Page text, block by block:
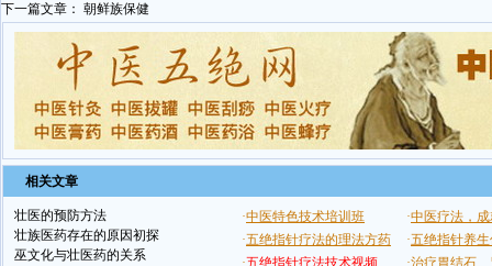
下一篇文章： 朝鲜族保健
相关文章
壮医的预防方法
壮族医药存在的原因初探
巫文化与壮医药的关系